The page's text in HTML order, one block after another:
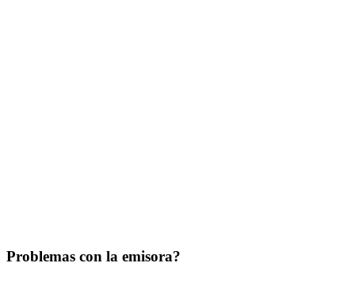
Problemas con la emisora?